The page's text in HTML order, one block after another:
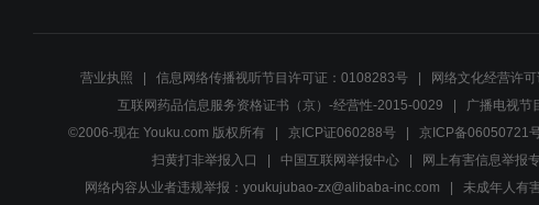
营业执照 信息网络传播视听节目许可证：0108283号 网络文化经营许
互联网药品信息服务资格证书（京）-经营性-2015-0029
广播电视节
©2006-现在 Youku.com 版权所有
京ICP证060288号 京ICP备06050721
扫黄打非举报入口
中国互联网举报中心 网上有害信息举报
网络内容从业者违规举报：youkujubao-zx@alibaba-inc.com
未成年人有